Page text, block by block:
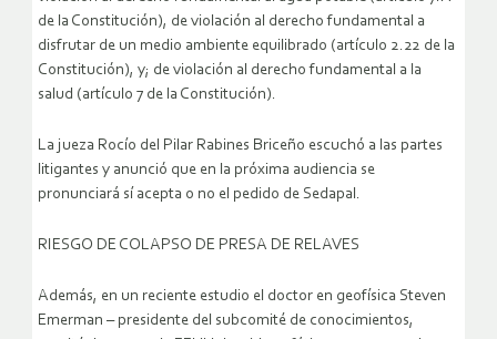
de la Constitución), de violación al derecho fundamental a
disfrutar de un medio ambiente equilibrado (artículo 2.22 de la
Constitución), y; de violación al derecho fundamental a la
salud (artículo 7 de la Constitución).
La jueza Rocío del Pilar Rabines Briceño escuchó a las partes
litigantes y anunció que en la próxima audiencia se
pronunciará sí acepta o no el pedido de Sedapal.
RIESGO DE COLAPSO DE PRESA DE RELAVES
Además, en un reciente estudio el doctor en geofísica Steven
Emerman – presidente del subcomité de conocimientos,